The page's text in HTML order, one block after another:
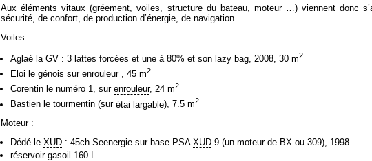
Aux éléments vitaux (gréement, voiles, structure du bateau, moteur …) viennent donc
sécurité, de confort, de production d’énergie, de navigation …
Voiles :
Aglaé la GV : 3 lattes forcées et une à 80% et son lazy bag, 2008, 30 m2
Eloi legénois surenrouleur, 45 m2
Corentin le numéro 1, surenrouleur, 24 m2
Bastien le tourmentin (surétai largable), 7.5 m2
Moteur :
Dédé leXUD : 45ch Seenergie sur base PSAXUD 9 (un moteur de BX ou 309), 1998
réservoir gasoil 160 L